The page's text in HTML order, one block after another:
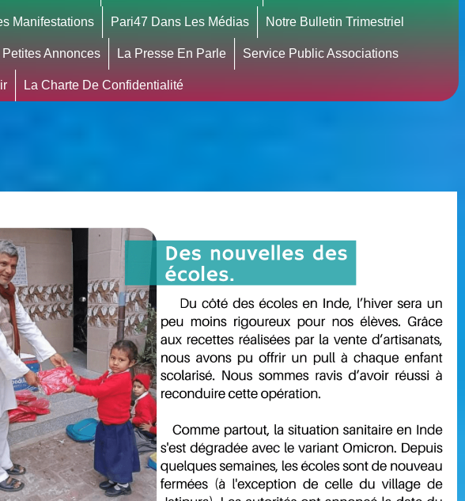
Manifestations Pari47 Dans Les Médias Notre Bulletin Trimestriel
Petites Annonces La Presse En Parle Service Public Associations
La Charte De Confidentialité